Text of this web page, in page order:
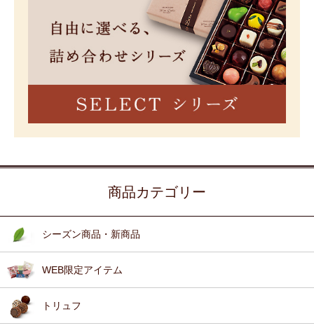
商品カテゴリー
シーズン商品・新商品
WEB限定アイテム
トリュフ